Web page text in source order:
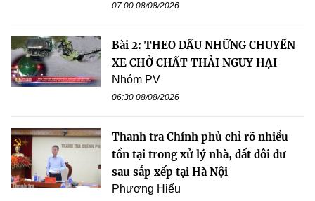
07:00 08/08/2026
Bài 2: THEO DẤU NHỮNG CHUYẾN
XE CHỞ CHẤT THẢI NGUY HẠI
Nhóm PV
06:30 08/08/2026
Thanh tra Chính phủ chỉ rõ nhiều
tồn tại trong xử lý nhà, đất dôi dư
sau sắp xếp tại Hà Nội
Phương Hiếu